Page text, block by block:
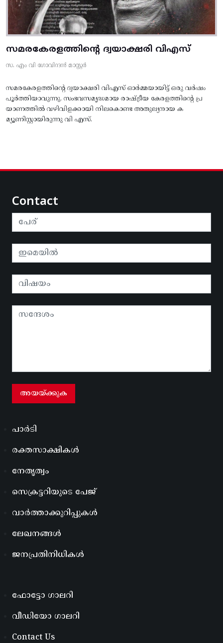
സമരകേരളത്തിൻ്റെ ദ്വയാക്ഷരി വിഎസ്
സ. എം വി ഗോവിന്ദൻ മാസ്റ്റർ
സമരകേരളത്തിൻ്റെ ദ്വയാക്ഷരി വിഎസ് ഓർമ്മയായിട്ട് ഒരു വർഷം
പൂർത്തിയാവുന്നു. സംഭവസമൃദ്ധമായ രാഷ്ട്രീയ കേരളത്തിന്റെ പ്ര
യാണത്തിൽ വഴിവിളക്കായി നിലകൊണ്ട അതുല്യനായ ക
മ്യൂണിസ്റ്റായിരുന്നു വി എസ്.
Contact
പാർടി
രക്തസാക്ഷികൾ
നേതൃത്വം
സെക്രട്ടറിയുടെ പേജ്
വാർത്താക്കുറിപ്പുകൾ
ലേഖനങ്ങൾ
ജനപ്രതിനിധികൾ
ഫോട്ടോ ഗാലറി
വീഡിയോ ഗാലറി
Contact Us